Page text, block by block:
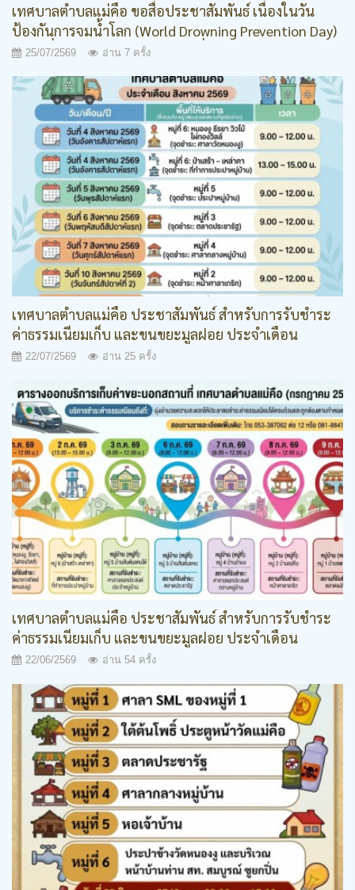
เทศบาลตำบลแม่คือ ขอสื่อประชาสัมพันธ์ เนื่องในวัน
ป้องกันการจมน้ำโลก (World Drowning Prevention Day)
ในวันที่ 25 กรกฎาคม ของทุกปี เพื่อให้ประชาชนและทุก
ป้องกันการจมน้ำ
25/07/2569 อ่าน 7 ครั้ง
เทศบาลตำบลแม่คือ ประชาสัมพันธ์ สำหรับการรับชำระ
ค่าธรรมเนียมเก็บ และขนขยะมูลฝอย ประจำเดือน
สิงหาคม 2569
22/07/2569 อ่าน 25 ครั้ง
เทศบาลตำบลแม่คือ ประชาสัมพันธ์ สำหรับการรับชำระ
ค่าธรรมเนียมเก็บ และขนขยะมูลฝอย ประจำเดือน
กรกฎาคม 2569
22/06/2569 อ่าน 54 ครั้ง